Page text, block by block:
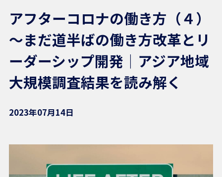
アフターコロナの働き方（４）
～まだ道半ばの働き方改革とリ
ーダーシップ開発｜アジア地域
大規模調査結果を読み解く
2023年07月14日